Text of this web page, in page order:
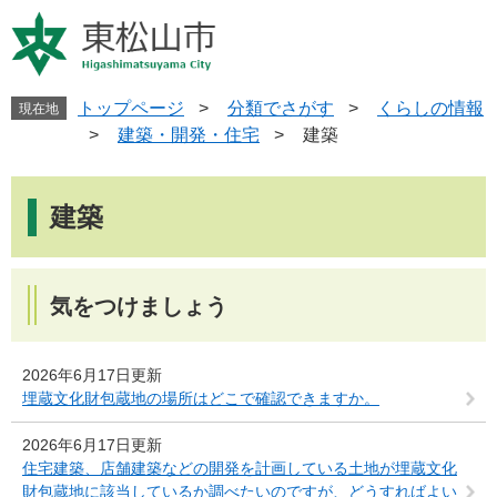
ー
ジ
す
ニ
ュ
し
へ
現在地 トップページ > 分類でさがす >
くらしの情報
>
建築・開発・住宅 > 建築
建築
気をつけましょう
2026年6月17日更新
埋蔵文化財包蔵地の場所はどこで確認できますか。
2026年6月17日更新
住宅建築、店舗建築などの開発を計画している土地が埋蔵文化
財包蔵地に該当しているか調べたいのですが、どうすればよい